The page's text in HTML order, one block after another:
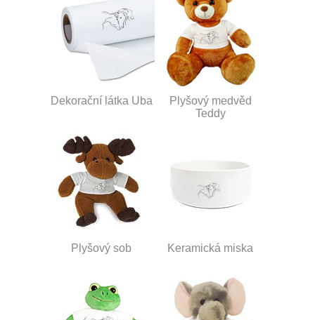
Dekorační látka Uba
Plyšový medvěd
Teddy
Plyšový sob Keramická miska